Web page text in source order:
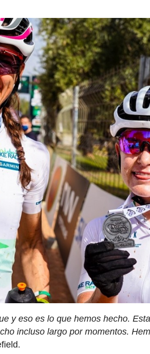
y eso es lo que hemos hecho.
incluso largo por momentos.